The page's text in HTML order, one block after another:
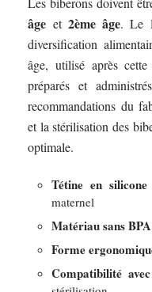
âge et 2ème âge. Le
diversification
âge, utilisé après
préparés et
recommandations du
et la stérilisation des
optimale.
Tétine en
maternel
Matériau sans BPA
Forme
Compatibilité